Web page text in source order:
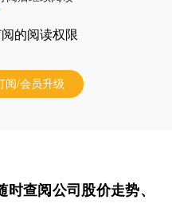
的阅读权限
阅/会员升级
时查阅公司股价走势、